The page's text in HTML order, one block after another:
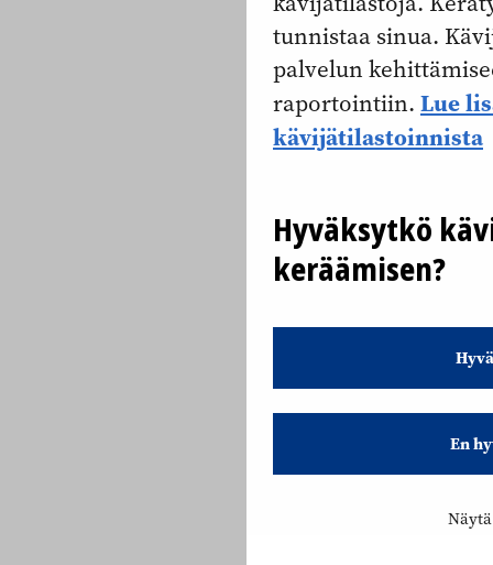
tunnistaa sinua.
palvelun
raportointiin. Lue
kävijätilastoinnista
Hyväksytkö
keräämisen?
En